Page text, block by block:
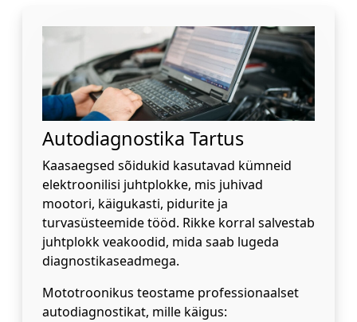
Autodiagnostika Tartus
Kaasaegsed sõidukid kasutavad kümneid
elektroonilisi juhtplokke, mis juhivad
mootori, käigukasti, pidurite ja
turvasüsteemide tööd. Rikke korral salvestab
juhtplokk veakoodid, mida saab lugeda
diagnostikaseadmega.
Mototroonikus teostame professionaalset
autodiagnostikat, mille käigus: